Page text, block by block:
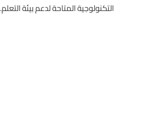
التكنولوجية المتاحة لدعم بيئة التعلم.